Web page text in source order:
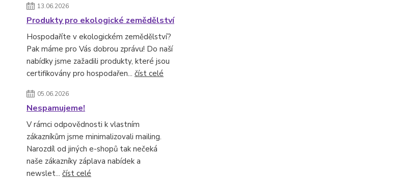
13.06.2026
Produkty pro ekologické zemědělství
Hospodaříte v ekologickém zemědělství?
Pak máme pro Vás dobrou zprávu! Do naší
nabídky jsme zažadili produkty, které jsou
certifikovány pro hospodařen... číst celé
05.06.2026
Nespamujeme!
V rámci odpovědnosti k vlastním
zákazníkům jsme minimalizovali mailing.
Narozdíl od jiných e-shopů tak nečeká
naše zákazníky záplava nabídek a
newslet... číst celé